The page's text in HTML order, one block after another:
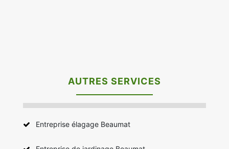
AUTRES SERVICES
Entreprise élagage Beaumat